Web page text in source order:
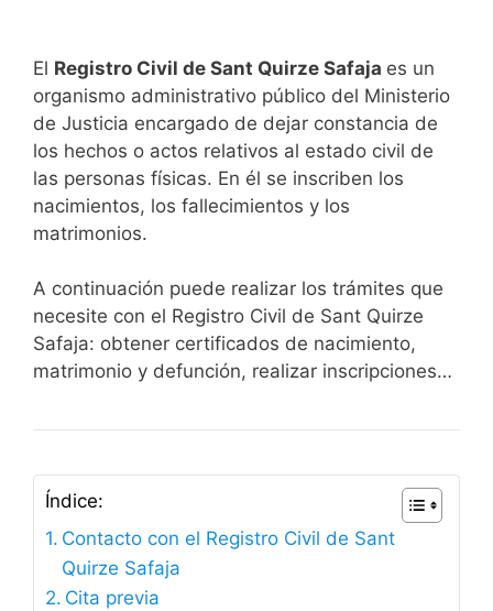
El Registro Civil de Sant Quirze Safaja es un
organismo administrativo público del Ministerio
de Justicia encargado de dejar constancia de
los hechos o actos relativos al estado civil de
las personas físicas. En él se inscriben los
nacimientos, los fallecimientos y los
matrimonios.
A continuación puede realizar los trámites que
necesite con el Registro Civil de Sant Quirze
Safaja: obtener certificados de nacimiento,
matrimonio y defunción, realizar inscripciones…
Índice:
Contacto con el Registro Civil de Sant
Quirze Safaja
Cita previa